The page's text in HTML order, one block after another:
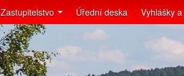
Zastupitelstvo Úřední deska Vyhlášky